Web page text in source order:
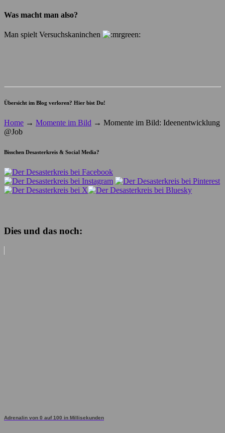
Was macht man also?
Man spielt Versuchskaninchen
Übersicht im Blog verloren? Hier bist Du!
Home → Momente im Bild → Momente im Bild: Ideenentwicklung
@Job
Bisschen Desasterkreis & Social Media?
Dies und das noch:
Adrenalin von 0 auf 100 in Millisekunden